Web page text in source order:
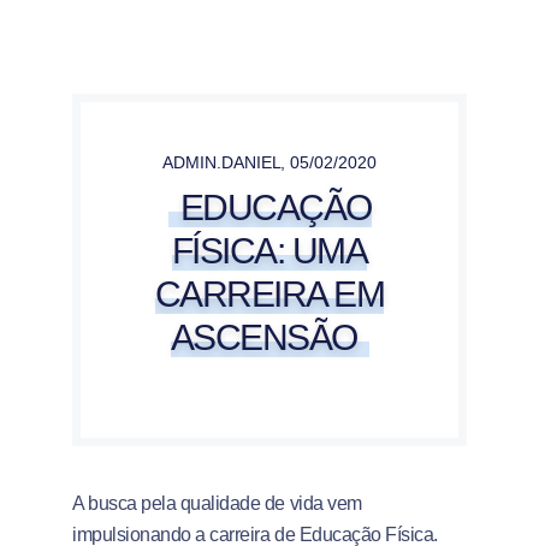
ADMIN.DANIEL ,05/02/2020
EDUCAÇÃO
FÍSICA: UMA
CARREIRA EM
ASCENSÃO
A busca pela qualidade de vida vem
impulsionando a carreira de Educação Física.